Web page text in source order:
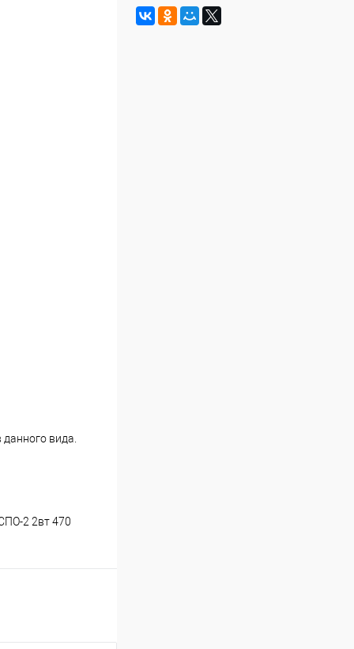
вида.
2 2вт 470